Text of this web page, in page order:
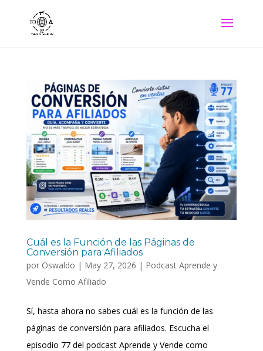
Cuál es la Función de las Páginas de
Conversión para Afiliados
por Oswaldo | May 27, 2026 | Podcast Aprende y
Vende Como Afiliado
Sí, hasta ahora no sabes cuál es la función de las
páginas de conversión para afiliados. Escucha el
episodio 77 del podcast Aprende y Vende como